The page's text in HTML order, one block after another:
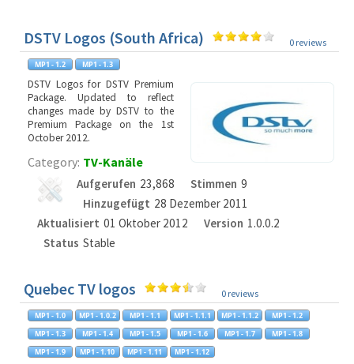
DSTV Logos (South Africa) 0 reviews
DSTV Logos for DSTV Premium
Package. Updated to reflect
changes made by DSTV to the
Premium Package on the 1st
October 2012.
Category: TV-Kanäle
Aufgerufen 23,868 Stimmen 9
Hinzugefügt 28 Dezember 2011
Aktualisiert 01 Oktober 2012 Version 1.0.0.2
Status Stable
Quebec TV logos 0 reviews